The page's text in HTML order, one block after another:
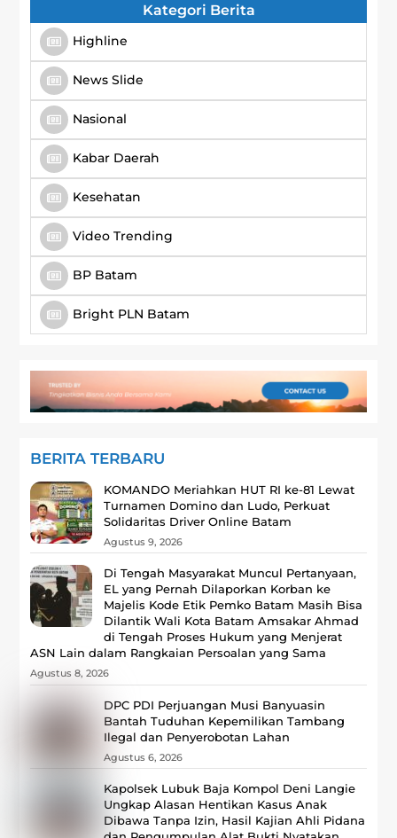
Kategori Berita
Highline
News Slide
Nasional
Kabar Daerah
Kesehatan
Video Trending
BP Batam
Bright PLN Batam
BERITA TERBARU
KOMANDO Meriahkan HUT RI ke-81 Lewat
Turnamen Domino dan Ludo, Perkuat
Solidaritas Driver Online Batam
Agustus 9, 2026
Di Tengah Masyarakat Muncul Pertanyaan,
EL yang Pernah Dilaporkan Korban ke
Majelis Kode Etik Pemko Batam Masih Bisa
Dilantik Wali Kota Batam Amsakar Ahmad
di Tengah Proses Hukum yang Menjerat
ASN Lain dalam Rangkaian Persoalan yang Sama
Agustus 8, 2026
DPC PDI Perjuangan Musi Banyuasin
Bantah Tuduhan Kepemilikan Tambang
Ilegal dan Penyerobotan Lahan
Agustus 6, 2026
Kapolsek Lubuk Baja Kompol Deni Langie
Ungkap Alasan Hentikan Kasus Anak
Dibawa Tanpa Izin, Hasil Kajian Ahli Pidana